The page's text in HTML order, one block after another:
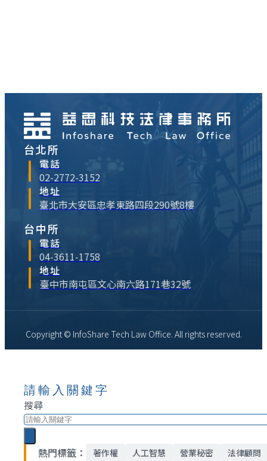
台北所
電話
02-2772-3152
地址
臺北市大安區忠孝東路四段290號8樓
台中所
電話
04-3611-1758
地址
臺中市南屯區文心南六路171巷32號
Copyright © InfoShare Tech Law Office. All rights reserved.
請輸入關鍵字
搜尋
熱門標籤： 著作權 人工智慧 營業秘密 法律顧問